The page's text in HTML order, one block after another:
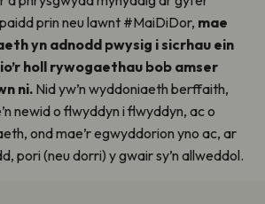
prin neu lawnt #MaiDiDor, mae
yn adnodd pwysig i sicrhau ein
holl rywogaethau bob amser
ni. Nid yw’n wyddoniaeth berffaith,
newid o flwyddyn i flwyddyn, ac o
ond mae’r egwyddorion yno ac, ar
pori (neu dorri) y gwair sy’n allweddol.